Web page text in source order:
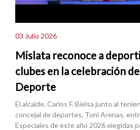
03 Julio 2026
Mislata reconoce a
clubes en la celebración
Deporte
El alcalde, Carlos F. Bielsa junto al
concejal de deportes, Toni Arenas,
Especiales de este año 2026 elegidas